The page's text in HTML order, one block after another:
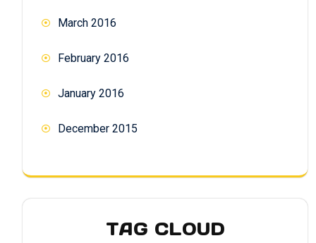
March 2016
February 2016
January 2016
December 2015
TAG CLOUD